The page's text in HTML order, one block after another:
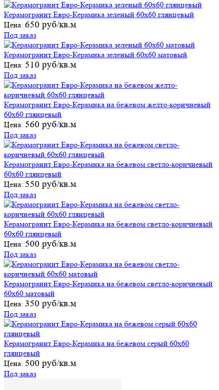
Керамогранит Евро-Керамика зеленый 60х60 глянцевый
Цена: 650 руб/кв.м
Под заказ
Керамогранит Евро-Керамика зеленый 60х60 матовый
Цена: 510 руб/кв.м
Под заказ
Керамогранит Евро-Керамика на бежевом желто-коричневый
60х60 глянцевый
Цена: 560 руб/кв.м
Под заказ
Керамогранит Евро-Керамика на бежевом светло-коричневый
60х60 глянцевый
Цена: 550 руб/кв.м
Под заказ
Керамогранит Евро-Керамика на бежевом светло-коричневый
60х60 глянцевый
Цена: 500 руб/кв.м
Под заказ
Керамогранит Евро-Керамика на бежевом светло-коричневый
60х60 матовый
Цена: 350 руб/кв.м
Под заказ
Керамогранит Евро-Керамика на бежевом серый 60х60
глянцевый
Цена: 500 руб/кв.м
Под заказ